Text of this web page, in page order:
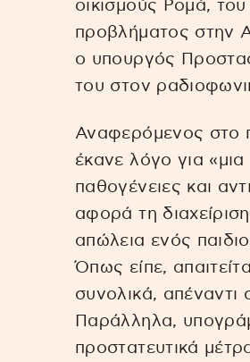
οικισμούς Ρομά,
προβλήματος στην
ο υπουργός
του στον
Αναφερόμενος στο
έκανε λόγο για
παθογένειες και
αφορά τη
απώλεια ενός
Όπως είπε,
συνολικά,
Παράλληλα,
προστατευτικά